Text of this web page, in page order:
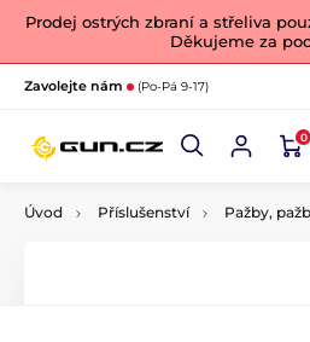
Prodej ostrých zbraní a střeliva
Děkujeme za
Zavolejte nám (Po-Pá 9-17)
0
Úvod Příslušenství Pažby,